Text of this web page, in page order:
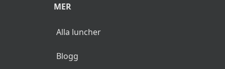
MER
Alla luncher
Blogg